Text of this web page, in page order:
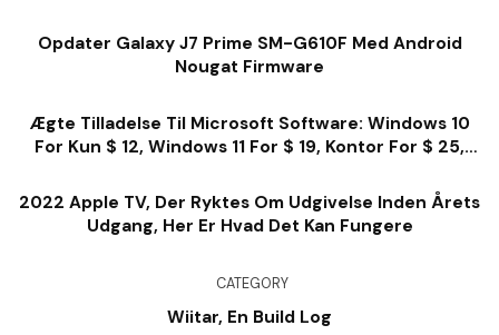
Opdater Galaxy J7 Prime SM-G610F Med Android
Nougat Firmware
Ægte Tilladelse Til Microsoft Software: Windows 10
For Kun $ 12, Windows 11 For $ 19, Kontor For $ 25,
2022 Apple TV, Der Ryktes Om Udgivelse Inden Årets
Udgang, Her Er Hvad Det Kan Fungere
CATEGORY
Wiitar, En Build Log